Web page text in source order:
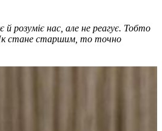
розуміє нас, але не реагує. Тобто
Як стане старшим, то точно